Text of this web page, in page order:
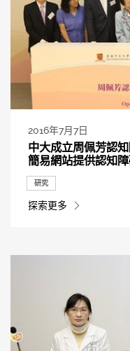
2016年7月7日
中大成立周佩芳認
簡易網站提供認知
研究
探索更多